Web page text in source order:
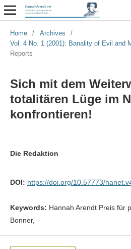
Home / Archives
/
Vol. 4 No. 1 (2001): Banality of Evil and
Reports
Sich mit dem
totalitären Lüge im
konfrontieren!
Die Redaktion
DOI: https://doi.org/10.57773/
Keywords: Hannah Arendt Preis für
Bonner,